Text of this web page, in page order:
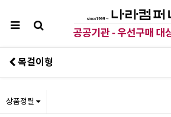
목걸이형
상품정렬